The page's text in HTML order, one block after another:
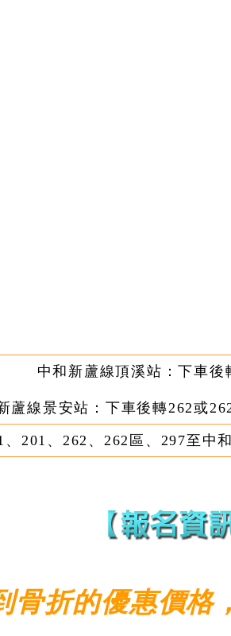
中和新蘆線頂溪站：下車
蘆線景安站：下車後轉262或
、201、262、262區、297至中
骨折的優惠價格